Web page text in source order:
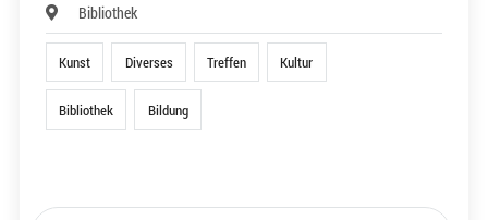
Bibliothek
Kunst Diverses Treffen Kultur
Bibliothek Bildung